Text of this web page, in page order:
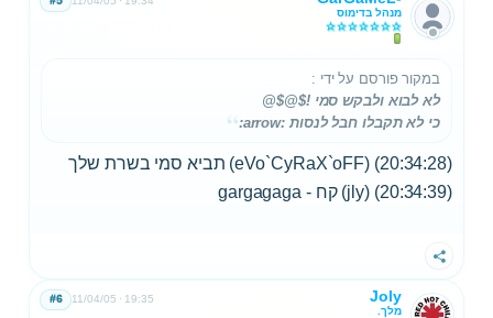
מנהל בדימוס
במקור פורסם על ידי :
לא לבוא ולבקש סמי !$@$@
כי לא תקבלו חבל לנסות :arrow:
(20:34:28) (eVo`CyRaX`oFF) תביא סמי בשרת שלך
(20:34:39) (jly) קח - gargagaga
שתף
Joly
מלך.
11/04/05 19:35
#6